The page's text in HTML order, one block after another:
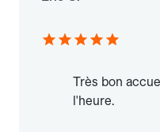
Très bon
l'heure.